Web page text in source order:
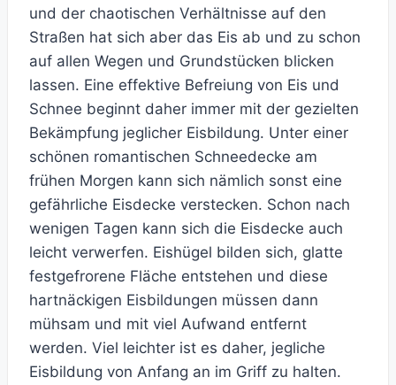
und der chaotischen Verhältnisse auf den
Straßen hat sich aber das Eis ab und zu schon
auf allen Wegen und Grundstücken blicken
lassen. Eine effektive Befreiung von Eis und
Schnee beginnt daher immer mit der gezielten
Bekämpfung jeglicher Eisbildung. Unter einer
schönen romantischen Schneedecke am
frühen Morgen kann sich nämlich sonst eine
gefährliche Eisdecke verstecken. Schon nach
wenigen Tagen kann sich die Eisdecke auch
leicht verwerfen. Eishügel bilden sich, glatte
festgefrorene Fläche entstehen und diese
hartnäckigen Eisbildungen müssen dann
mühsam und mit viel Aufwand entfernt
werden. Viel leichter ist es daher, jegliche
Eisbildung von Anfang an im Griff zu halten.